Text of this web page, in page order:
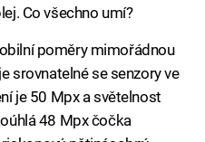
Co všechno umí?
poměry mimořádnou
srovnatelné se senzory ve
je 50 Mpx a světelnost
48 Mpx čočka